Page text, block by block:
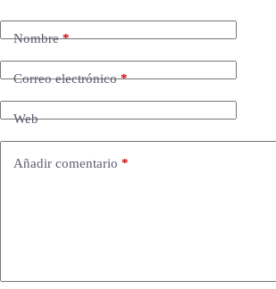
Nombre*
Correo electrónico*
Web
Añadir comentario *